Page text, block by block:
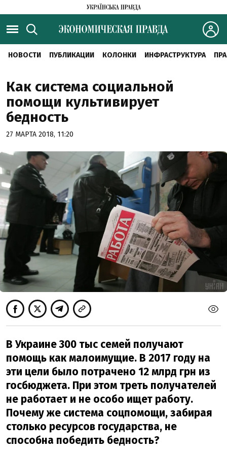
НОВОСТИ ПУБЛИКАЦИИ КОЛОНКИ ИНФРАСТРУКТУРА
Как система социальной
помощи культивирует
бедность
27 МАРТА 2018, 11:20
В Украине 300 тыс семей получают
помощь как малоимущие. В 2017 году на
эти цели было потрачено 12 млрд грн из
госбюджета. При этом треть получателей
не работает и не особо ищет работу.
Почему же система соцпомощи, забирая
столько ресурсов государства, не
способна победить бедность?